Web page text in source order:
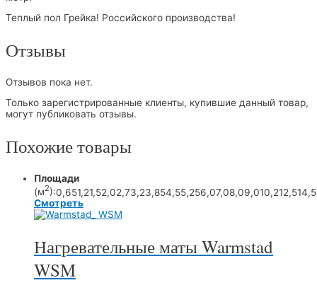
Теплый пол Грейка! Российского производства!
Отзывы
Отзывов пока нет.
Только зарегистрированные клиенты, купившие данный товар,
могут публиковать отзывы.
Похожие товары
Площади
(м2):0,651,21,52,02,73,23,854,55,256,07,08,09,010,212,514,5
Смотреть
Нагревательные маты Warmstad
WSM